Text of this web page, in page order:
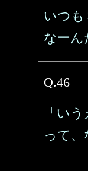
いつも
なーん
Q.46
「い
って、